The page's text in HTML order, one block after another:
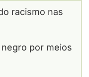
racismo nas
por meios